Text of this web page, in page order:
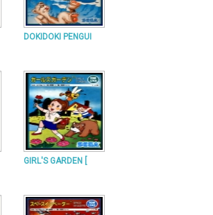
DOKIDOKI PENGUI
GIRL'S GARDEN [